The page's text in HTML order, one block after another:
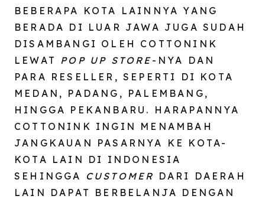
BEBERAPA KOTA LAINNYA YANG
BERADA DI LUAR JAWA JUGA SUDAH
DISAMBANGI OLEH COTTONINK
LEWAT POP UP STORE-NYA DAN
PARA RESELLER, SEPERTI DI KOTA
MEDAN, PADANG, PALEMBANG,
HINGGA PEKANBARU. HARAPANNYA
COTTONINK INGIN MENAMBAH
JANGKAUAN PASARNYA KE KOTA-
KOTA LAIN DI INDONESIA
SEHINGGA
CUSTOMER DARI DAERAH
LAIN DAPAT BERBELANJA DENGAN